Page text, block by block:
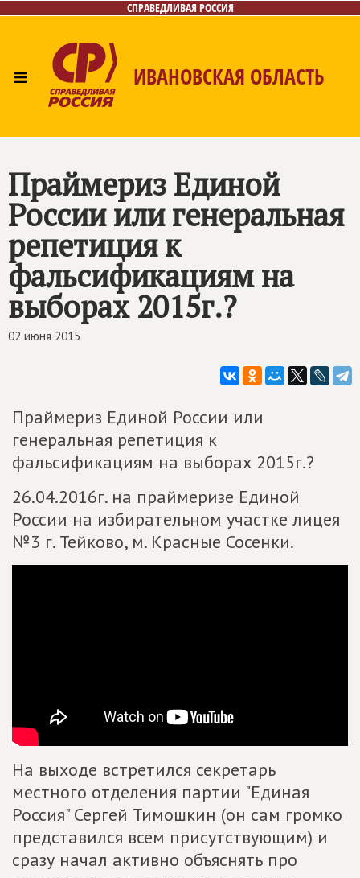
СПРАВЕДЛИВАЯ РОССИЯ
≡ ИВАНОВСКАЯ ОБЛАСТЬ
Контакты
Праймериз Единой
России или генеральная
репетиция к
фальсификациям на
выборах 2015г.?
02 июня 2015
Праймериз Единой России или
генеральная репетиция к
фальсификациям на выборах 2015г.?
26.04.2016г. на праймеризе Единой
России на избирательном участке лицея
№3 г. Тейково, м. Красные Сосенки.
На выходе встретился секретарь
местного отделения партии "Единая
Россия" Сергей Тимошкин (он сам громко
представился всем присутствующим) и
сразу начал активно объяснять про